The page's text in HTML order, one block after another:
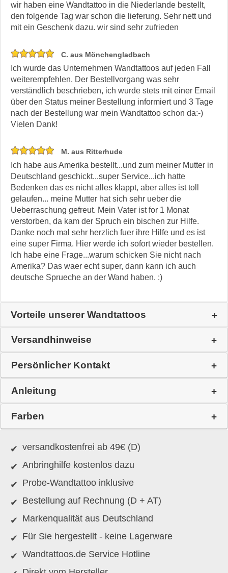
wir haben eine Wandtattoo in die Niederlande bestellt,
den folgende Tag war schon die lieferung. Sehr nett und
mit ein Geschenk dazu. wir sind sehr zufrieden
C. aus Mönchengladbach
Ich wurde das Unternehmen Wandtattoos auf jeden Fall
weiterempfehlen. Der Bestellvorgang was sehr
verständlich beschrieben, ich wurde stets mit einer Email
über den Status meiner Bestellung informiert und 3 Tage
nach der Bestellung war mein Wandtattoo schon da:-)
Vielen Dank!
M. aus Ritterhude
Ich habe aus Amerika bestellt...und zum meiner Mutter in
Deutschland geschickt...super Service...ich hatte
Bedenken das es nicht alles klappt, aber alles ist toll
gelaufen... meine Mutter hat sich sehr ueber die
Ueberraschung gefreut. Mein Vater ist for 1 Monat
verstorben, da kam der Spruch ein bischen zur Hilfe.
Danke noch mal sehr herzlich fuer ihre Hilfe und es ist
eine super Firma. Hier werde ich sofort wieder bestellen.
Ich habe eine Frage...warum schicken Sie nicht nach
Amerika? Das waer echt super, dann kann ich auch
deutsche Sprueche an der Wand haben. :)
Vorteile unserer Wandtattoos
Versandhinweise
Persönlicher Kontakt
Anleitung
Farben
versandkostenfrei ab 49€ (D)
Anbringhilfe kostenlos dazu
Probe-Wandtattoo inklusive
Bestellung auf Rechnung (D + AT)
Markenqualität aus Deutschland
Für Sie hergestellt - keine Lagerware
Wandtattoos.de Service Hotline